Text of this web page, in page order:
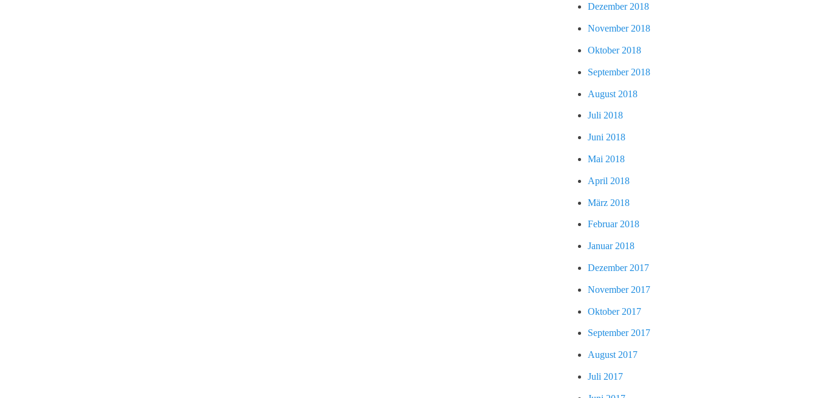
Dezember 2018
November 2018
Oktober 2018
September 2018
August 2018
Juli 2018
Juni 2018
Mai 2018
April 2018
März 2018
Februar 2018
Januar 2018
Dezember 2017
November 2017
Oktober 2017
September 2017
August 2017
Juli 2017